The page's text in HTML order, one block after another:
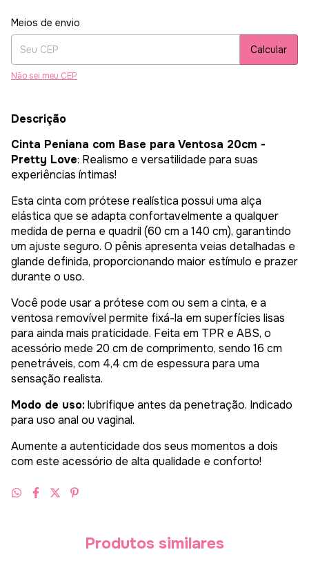
Entregas para o CEP:
Meios de envio
Calcular
Não sei meu CEP
Descrição
Cinta Peniana com Base para Ventosa 20cm -
Pretty Love: Realismo e versatilidade para suas
experiências íntimas!
Esta cinta com prótese realística possui uma alça
elástica que se adapta confortavelmente a qualquer
medida de perna e quadril (60 cm a 140 cm), garantindo
um ajuste seguro. O pênis apresenta veias detalhadas e
glande definida, proporcionando maior estímulo e prazer
durante o uso.
Você pode usar a prótese com ou sem a cinta, e a
ventosa removível permite fixá-la em superfícies lisas
para ainda mais praticidade. Feita em TPR e ABS, o
acessório mede 20 cm de comprimento, sendo 16 cm
penetráveis, com 4,4 cm de espessura para uma
sensação realista.
Modo de uso:lubrifique antes da penetração. Indicado
para uso anal ou vaginal.
Aumente a autenticidade dos seus momentos a dois
com este acessório de alta qualidade e conforto!
Produtos similares